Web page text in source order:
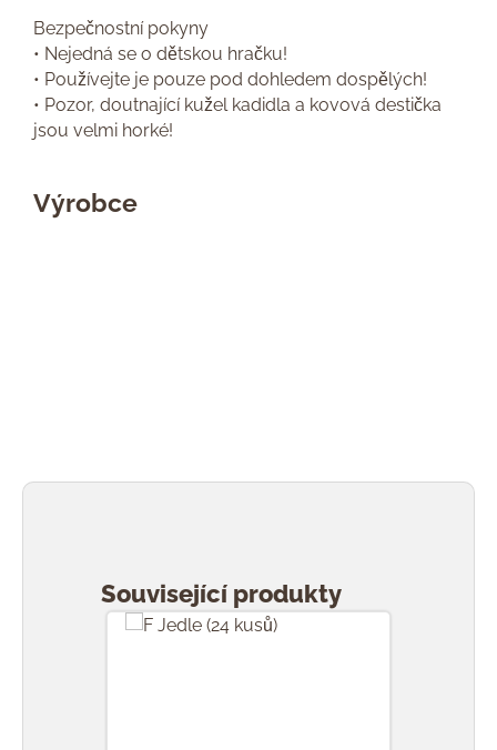
Bezpečnostní pokyny
• Nejedná se o dětskou hračku!
• Používejte je pouze pod dohledem dospělých!
• Pozor, doutnající kužel kadidla a kovová destička
jsou velmi horké!
Výrobce
Související produkty